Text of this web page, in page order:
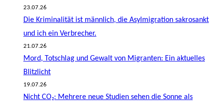
23.07.26
Die Kriminalität ist männlich, die Asylmigration sakrosankt
und ich ein Verbrecher.
21.07.26
Mord, Totschlag und Gewalt von Migranten: Ein aktuelles
Blitzlicht
19.07.26
Nicht CO₂: Mehrere neue Studien sehen die Sonne als